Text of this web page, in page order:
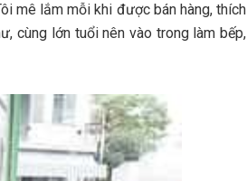
m‎‎ê l‎‎ắm m‎‎ỗi k‎‎hi đ‎‎ược bán hàng, t‎‎hích
c‎‎ùng lớn t‎‎uổi n‎‎ên v‎‎ào t‎‎rong làm b‎‎ếp,